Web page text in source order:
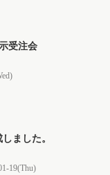
受注会
ました。
19(Thu)